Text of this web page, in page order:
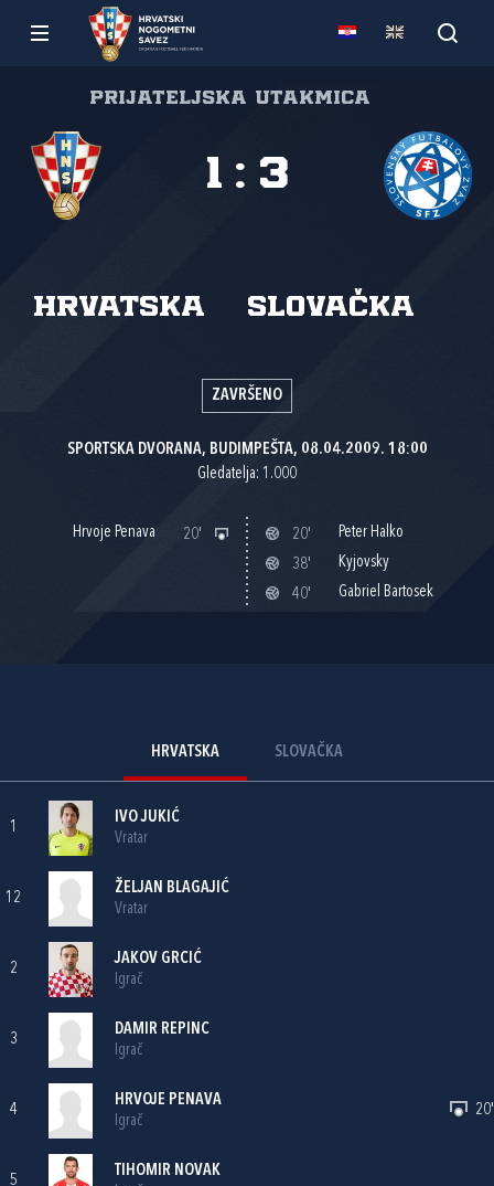
Prijateljska utakmica
Hrvatska Slovačka
1 : 3
ZAVRŠENO
SPORTSKA DVORANA, BUDIMPEŠTA, 08.04.2009. 18:00
Gledatelja: 1.000
Hrvoje Penava 20' 20'
Peter Halko
38'
Kyjovsky
40'
Gabriel Bartosek
HRVATSKA SLOVAČKA
1
IVO JUKIĆ
Vratar
12
ŽELJAN BLAGAJIĆ
Vratar
2
JAKOV GRCIĆ
Igrač
3
DAMIR REPINC
Igrač
4
HRVOJE PENAVA
Igrač
20'
5
TIHOMIR NOVAK